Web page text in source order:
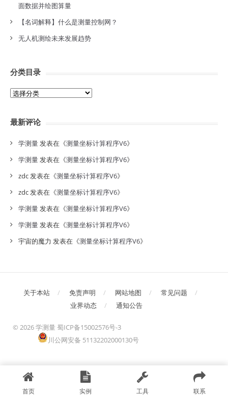
面数据并绘图算量
【名词解释】什么是测量控制网？
无人机测绘未来发展趋势
分类目录
分
录
最新评论
学测量发表在《测量坐标计算程序V6》
学测量发表在《测量坐标计算程序V6》
zdc发表在《测量坐标计算程序V6》
zdc发表在《测量坐标计算程序V6》
学测量发表在《测量坐标计算程序V6》
学测量发表在《测量坐标计算程序V6》
宇宙的魔力 发表在《测量坐标计算程序V6》
关于本站 免责声明 网站地图
常见问题
业界动态
通知公告
© 2026 学测量 蜀ICP备15002576号-3
川公网安备 51132202000130号
首页 实例 工具 联系